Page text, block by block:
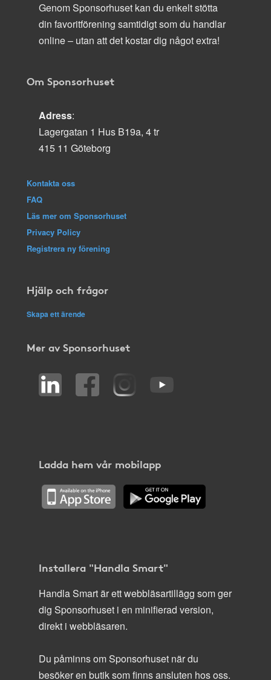
Genom Sponsorhuset kan du enkelt stötta
din favoritförening samtidigt som du handlar
online – utan att det kostar dig något extra!
Om Sponsorhuset
Adress:
Lagergatan 1 Hus B19a, 4 tr
415 11 Göteborg
Kontakta oss
FAQ
Läs mer om Sponsorhuset
Privacy Policy
Registrera ny förening
Hjälp och frågor
Skapa ett ärende
Mer av Sponsorhuset
Ladda hem vår mobilapp
Installera "Handla Smart"
Handla Smart är ett webbläsartillägg som ger
dig Sponsorhuset i en minifierad version,
direkt i webbläsaren.
Du påminns om Sponsorhuset när du
besöker en butik som finns ansluten hos oss.